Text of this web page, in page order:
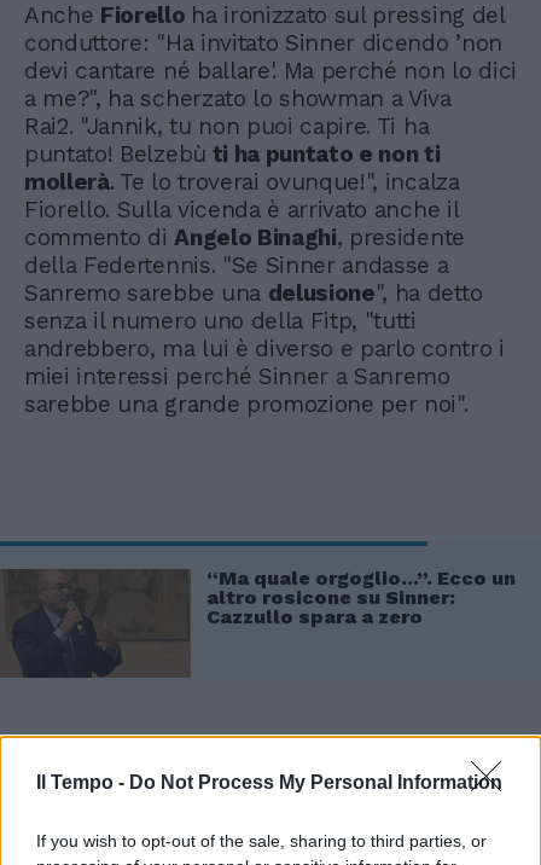
Il Tempo - Do Not Process My Personal Information
If you wish to opt-out of the sale, sharing to third parties, or
Anche Fiorello ha ironizzato sul pressing del
conduttore: "Ha invitato Sinner dicendo ’non
devi cantare né ballare'. Ma perché non lo dici
a me?", ha scherzato lo showman a Viva
Rai2. "Jannik, tu non puoi capire. Ti ha
puntato! Belzebù ti ha puntato e non ti
mollerà. Te lo troverai ovunque!", incalza
Fiorello. Sulla vicenda è arrivato anche il
commento diAngelo Binaghi, presidente
della Federtennis. "Se Sinner andasse a
Sanremo sarebbe una delusione", ha detto
senza il numero uno della Fitp, "tutti
andrebbero, ma lui è diverso e parlo contro i
miei interessi perché Sinner a Sanremo
sarebbe una grande promozione per noi".
“Ma quale orgoglio…”. Ecco un
altro rosicone su Sinner:
Cazzullo spara a zero
premierGiorgia Meloni, che come racconta
ma va protetto da tutti perchénon va